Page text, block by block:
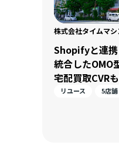
株式会社タイムマシ
Shopifyと連携
統合したOMO
宅配買取CVR
リユース 5店舗